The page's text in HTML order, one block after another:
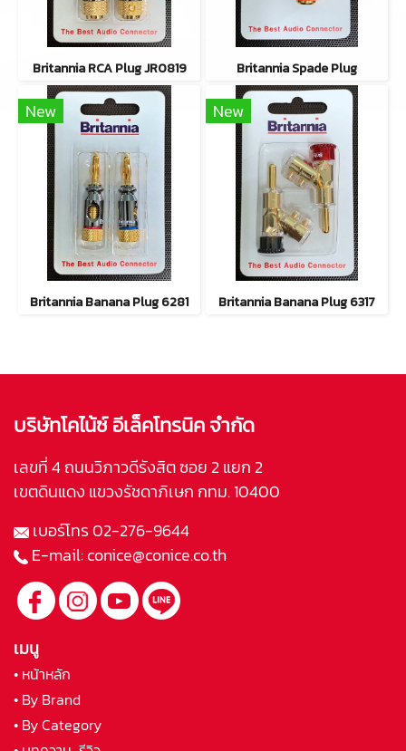
Britannia RCA Plug JR0819 Britannia Spade Plug
New
Britannia Banana Plug 6281
New
Britannia Banana Plug 6317
บริษัทโคไน้ซ์ อีเล็คโทรนิค จำกัด
เลขที่ 4 ถนนวิภาวดีรังสิต ซอย 2 แยก 2
เขตดินแดง แขวงรัชดาภิเษก กทม. 10400
เบอร์โทร02-276-9644
E-mail:conice@conice.co.th
เมนู
• หน้าหลัก
• By Brand
• By Category